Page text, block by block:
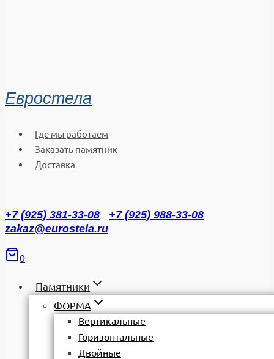
Евростела
Где мы работаем
Заказать памятник
Доставка
+7 (925) 381-33-08
+7 (925) 988-33-08
zakaz@eurostela.ru
0
Памятники
ФОРМА
Вертикальные
Горизонтальные
Двойные